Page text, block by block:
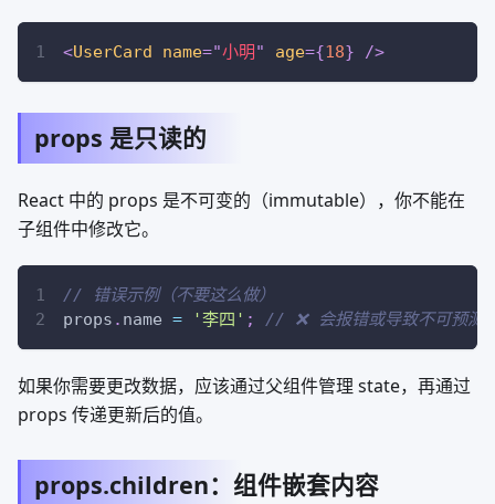
<UserCard name="小明 " age={18} />
props 是只读的
React 中的 props 是不可变的（immutable），你不能在
子组件中修改它。
// 错误示例（不要这么做）
props . name = '李四' ; // ❌ 会报错或导致不可预测
如果你需要更改数据，应该通过父组件管理 state，再通过
props 传递更新后的值。
props.children：组件嵌套内容